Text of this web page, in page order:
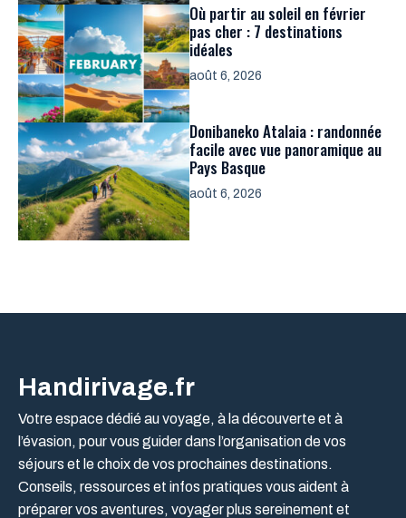
Où partir au soleil en février
pas cher : 7 destinations
idéales
août 6, 2026
Donibaneko Atalaia : randonnée
facile avec vue panoramique au
Pays Basque
août 6, 2026
Handirivage.fr
Votre espace dédié au voyage, à la découverte et à
l’évasion, pour vous guider dans l’organisation de vos
séjours et le choix de vos prochaines destinations.
Conseils, ressources et infos pratiques vous aident à
préparer vos aventures, voyager plus sereinement et